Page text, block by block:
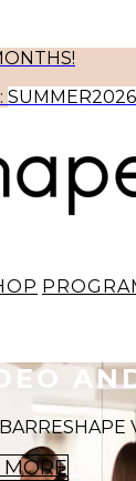
SUMMER2026